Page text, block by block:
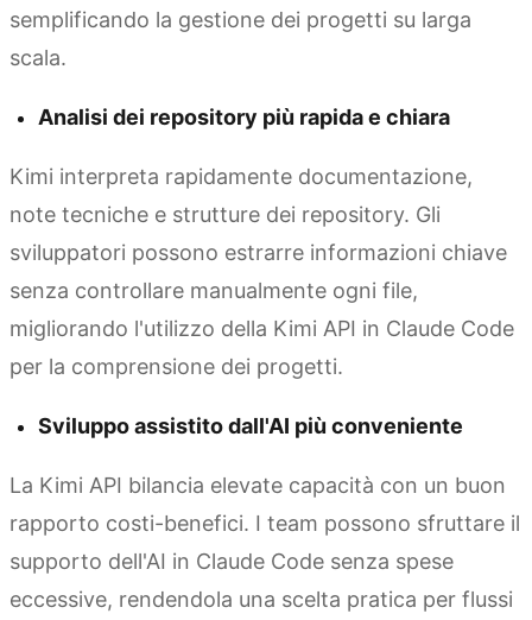
semplificando la gestione dei progetti su larga
scala.
Analisi dei repository più rapida e chiara
Kimi interpreta rapidamente documentazione,
note tecniche e strutture dei repository. Gli
sviluppatori possono estrarre informazioni chiave
senza controllare manualmente ogni file,
migliorando l'utilizzo della Kimi API in Claude Code
per la comprensione dei progetti.
Sviluppo assistito dall'AI più conveniente
La Kimi API bilancia elevate capacità con un buon
rapporto costi-benefici. I team possono sfruttare il
supporto dell'AI in Claude Code senza spese
eccessive, rendendola una scelta pratica per flussi